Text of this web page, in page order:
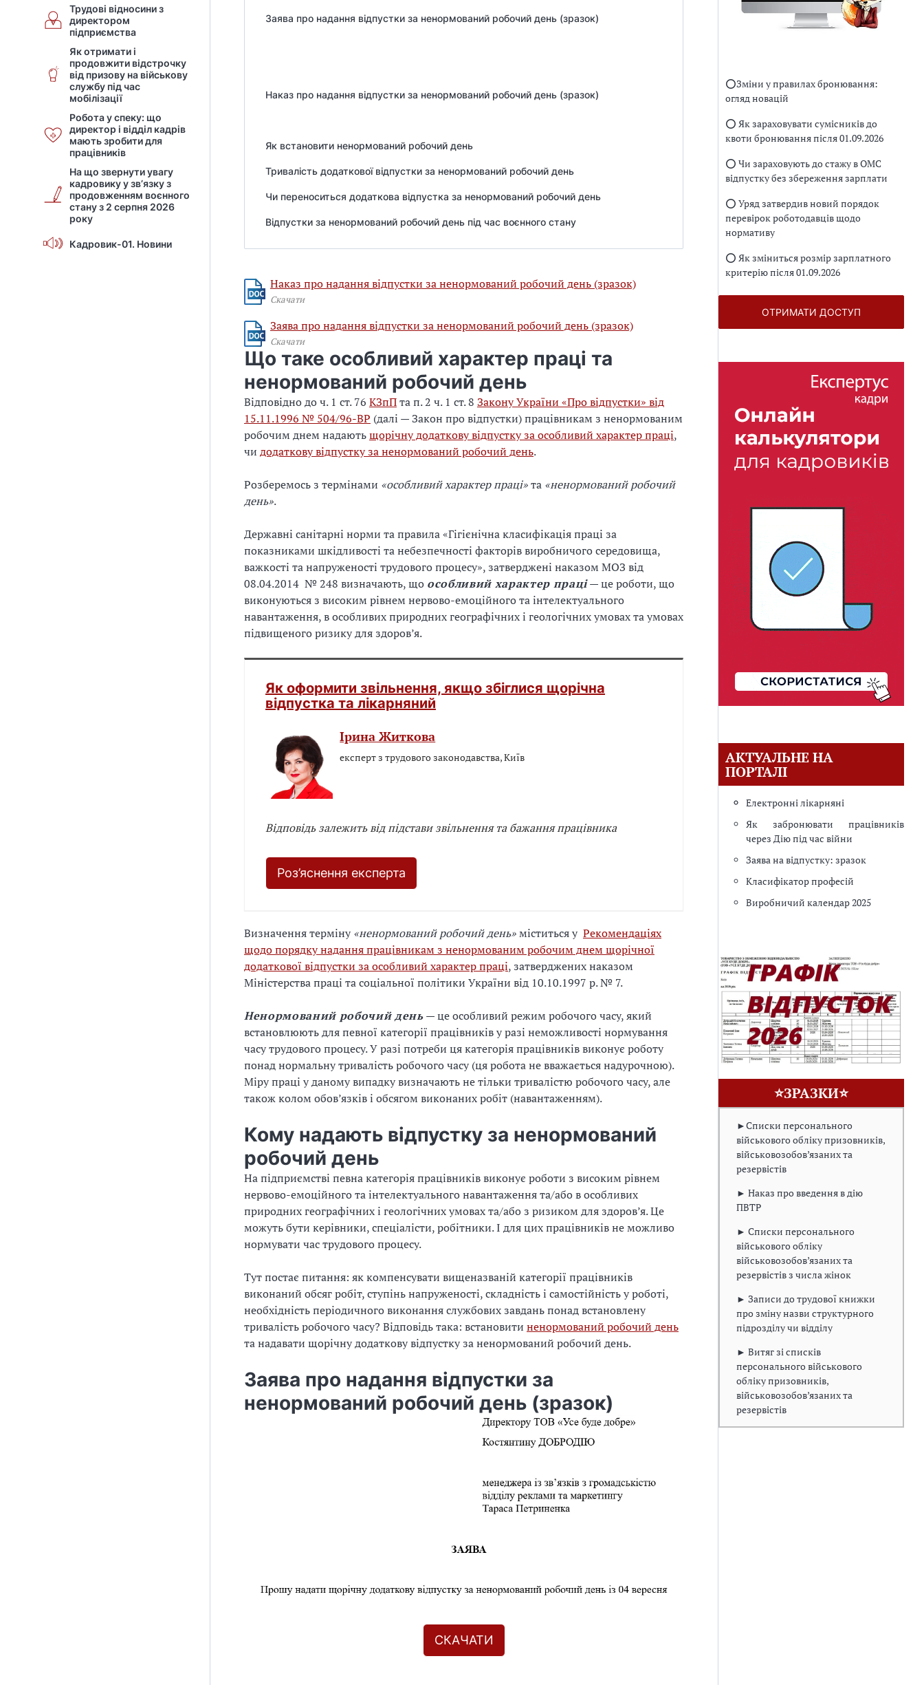
Трудові відносини з
директором
підприємства
Як отримати і
продовжити відстрочку
від призову на військову
службу під час
мобілізації
Робота у спеку: що
директор і відділ кадрів
мають зробити для
працівників
На що звернути увагу
кадровику у зв’язку з
продовженням воєнного
стану з 2 серпня 2026
року
Кадровик-01. Новини
Заява про надання відпустки за ненормований робочий день (зразок)
Наказ про надання відпустки за ненормований робочий день (зразок)
Як встановити ненормований робочий день
Тривалість додаткової відпустки за ненормований робочий день
Чи переноситься додаткова відпустка за ненормований робочий день
Відпустки за ненормований робочий день під час воєнного стану
Наказ про надання відпустки за ненормований робочий день (зразок)
Скачати
Заява про надання відпустки за ненормований робочий день (зразок)
Скачати
Що таке особливий характер праці та
ненормований робочий день
Відповідно до ч. 1 ст. 76 КЗпПта п. 2 ч. 1 ст. 8 Закону України «Про відпустки» від
15.11.1996 № 504/96-ВР (далі — Закон про відпустки) працівникам з ненормованим
робочим днем надаютьщорічну додаткову відпустку за особливий характер праці,
чи додаткову відпустку за ненормований робочий день.
Розберемось з термінами «особливий характер праці»та «ненормований робочий
день».
Державні санітарні норми та правила «Гігієнічна класифікація праці за
показниками шкідливості та небезпечності факторів виробничого середовища,
важкості та напруженості трудового процесу», затверджені наказом МОЗ від
08.04.2014 № 248 визначають, що особливий характер праці— це роботи, що
виконуються з високим рівнем нервово-емоційного та інтелектуального
навантаження, в особливих природних географічних і геологічних умовах та умовах
підвищеного ризику для здоров’я.
Як оформити звільнення, якщо збіглися щорічна
відпустка та лікарняний
Ірина Житкова
експерт з трудового законодавства, Київ
Відповідь залежить від підстави звільнення та бажання працівника
Роз’яснення експерта
Визначення терміну«ненормований робочий день»міститься у Рекомендаціях
щодо порядку надання працівникам з ненормованим робочим днем щорічної
додаткової відпустки за особливий характер праці, затверджених наказом
Міністерства праці та соціальної політики України від 10.10.1997 р. № 7.
Ненормований робочий день— це особливий режим робочого часу, який
встановлюють для певної категорії працівників у разі неможливості нормування
часу трудового процесу. У разі потреби ця категорія працівників виконує роботу
понад нормальну тривалість робочого часу (ця робота не вважається надурочною).
Міру праці у даному випадку визначають не тільки тривалістю робочого часу, але
також колом обов’язків і обсягом виконаних робіт (навантаженням).
Кому надають відпустку за ненормований
робочий день
На підприємстві певна категорія працівників виконує роботи з високим рівнем
нервово-емоційного та інтелектуального навантаження та/або в особливих
природних географічних і геологічних умовах та/або з ризиком для здоров’я. Це
можуть бути керівники, спеціалісти, робітники. І для цих працівників не можливо
нормувати час трудового процесу.
Тут постає питання: як компенсувати вищеназваній категорії працівників
виконаний обсяг робіт, ступінь напруженості, складність і самостійність у роботі,
необхідність періодичного виконання службових завдань понад встановлену
тривалість робочого часу? Відповідь така: встановити ненормований робочий день
та надавати щорічну додаткову відпустку за ненормований робочий день.
Заява про надання відпустки за
ненормований робочий день (зразок)
СКАЧАТИ
⭕️Зміни у правилах бронювання:
огляд новацій
⭕️ Як зараховувати сумісників до
квоти бронювання після 01.09.2026
⭕️ Чи зараховують до стажу в ОМС
відпустку без збереження зарплати
⭕️ Уряд затвердив новий порядок
перевірок роботодавців щодо
нормативу
⭕️ Як зміниться розмір зарплатного
критерію після 01.09.2026
ОТРИМАТИ ДОСТУП
АКТУАЛЬНЕ НА
ПОРТАЛІ
Електронні лікарняні
Як забронювати працівників
через Дію під час війни
Заява на відпустку: зразок
Класифікатор професій
Виробничий календар 2025
⭐ЗРАЗКИ⭐
►Списки персонального
військового обліку призовників,
військовозобов’язаних та
резервістів
► Наказ про введення в дію
ПВТР
► Списки персонального
військового обліку
військовозобов’язаних та
резервістів з числа жінок
► Записи до трудової книжки
про зміну назви структурного
підрозділу чи відділу
► Витяг зі списків
персонального військового
обліку призовників,
військовозобов’язаних та
резервістів